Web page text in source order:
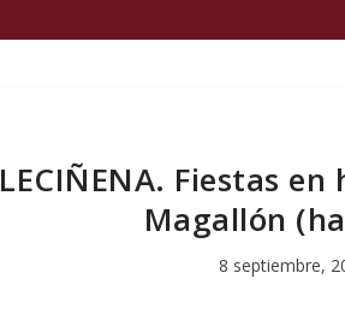
LECIÑENA. Fiestas
Magallón
8 septiembre,